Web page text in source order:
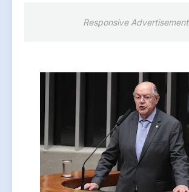
Responsive Advertisement